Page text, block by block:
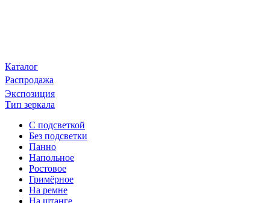
Каталог
Распродажа
Экспозиция
Тип зеркала
С подсветкой
Без подсветки
Панно
Напольное
Ростовое
Гримёрное
На ремне
На штанге